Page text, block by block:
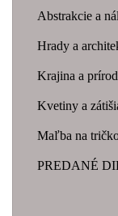
Abstrakcie a
Hrady a
Krajina a
Kvetiny a
Maľba na
PREDANÉ